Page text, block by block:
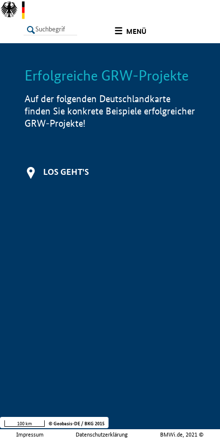
MENÜ
LISTE Info
Erfolgreiche GRW-Projekte
Auf der folgenden Deutschlandkarte
finden Sie konkrete Beispiele erfolgreicher
GRW-Projekte!
LOS GEHT'S
Impressum Datenschutzerklärung BMWi.de, 2021 ©
100 km © Geobasis-DE / BKG 2015